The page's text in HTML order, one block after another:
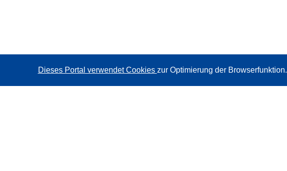
Dieses Portal verwendet Cookies zur Optimierung der Browserfunktion.